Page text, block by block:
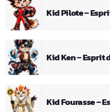
Kid Pilote –
Kid Ken – Esprit
Kid Fourasse –